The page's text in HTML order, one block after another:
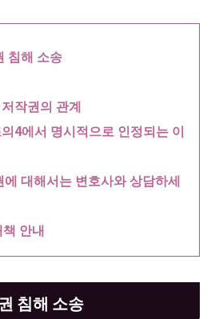
침해 소송
작권의 관계
4에서 명시적으로 인정되는 이
에 대해서는 변호사와 상담하세
안내
침해 소송